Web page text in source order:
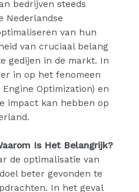
bedrijven steeds
Nederlandse
van hun
van cruciaal belang
gedijen in de markt. In
in op het fenomeen
Optimization) en
impact kan hebben op
Is Het Belangrijk?
de optimalisatie van
beter gevonden te
In het geval